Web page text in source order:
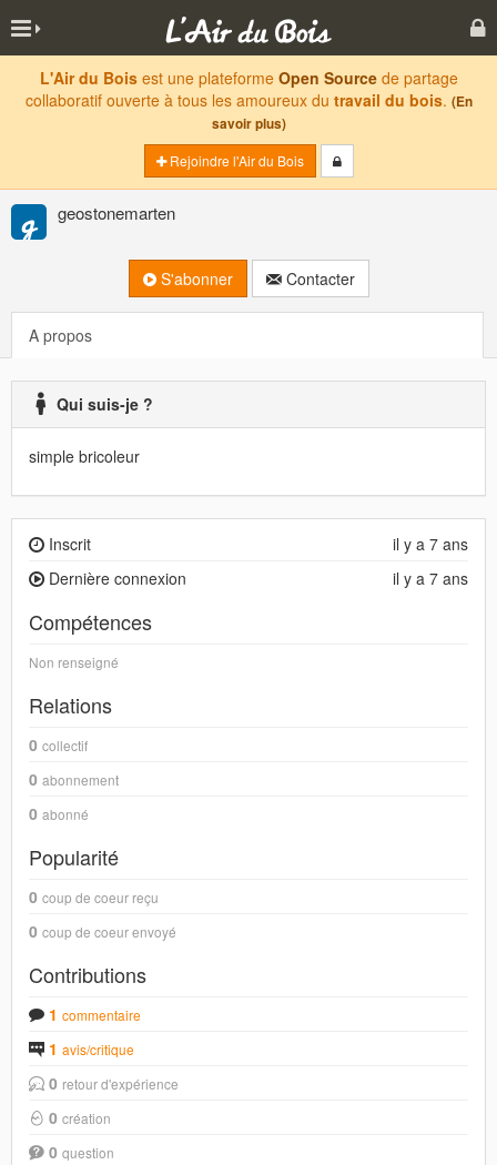
L'Air du Boisest une plateforme Open Sourcede partage
collaboratif ouverte à tous les amoureux du travail du bois. (En
savoir plus)
Rejoindre l'Air du Bois
geostonemarten
S'abonner Contacter
A propos
Qui suis-je ?
simple bricoleur
il y a 7 ans
Inscrit
il y a 7 ans
Dernière connexion
Compétences
Non renseigné
Relations
0 collectif
0 abonnement
0 abonné
Popularité
0 coup de coeur reçu
0 coup de coeur envoyé
Contributions
1 commentaire
1 avis/critique
0 retour d'expérience
0 création
0 question